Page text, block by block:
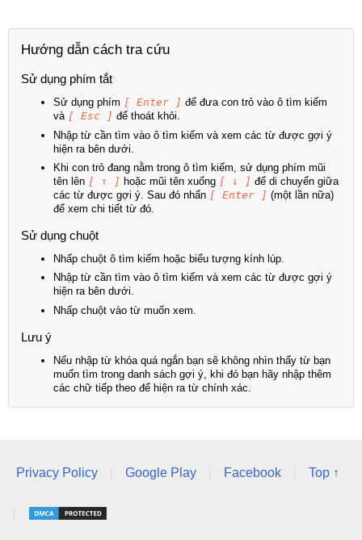
Hướng dẫn cách tra cứu
Sử dụng phím tắt
Sử dụng phím [ Enter ] để đưa con trỏ vào ô tìm kiếm
và [ Esc ] để thoát khỏi.
Nhập từ cần tìm vào ô tìm kiếm và xem các từ được gợi ý
hiện ra bên dưới.
Khi con trỏ đang nằm trong ô tìm kiếm, sử dụng phím mũi
tên lên [ ↑ ] hoặc mũi tên xuống [ ↓ ] để di chuyển giữa
các từ được gợi ý. Sau đó nhấn [ Enter ] (một lần nữa)
để xem chi tiết từ đó.
Sử dụng chuột
Nhấp chuột ô tìm kiếm hoặc biểu tượng kính lúp.
Nhập từ cần tìm vào ô tìm kiếm và xem các từ được gợi ý
hiện ra bên dưới.
Nhấp chuột vào từ muốn xem.
Lưu ý
Nếu nhập từ khóa quá ngắn bạn sẽ không nhìn thấy từ bạn
muốn tìm trong danh sách gợi ý, khi đó bạn hãy nhập thêm
các chữ tiếp theo để hiện ra từ chính xác.
Privacy Policy Google Play Facebook Top ↑